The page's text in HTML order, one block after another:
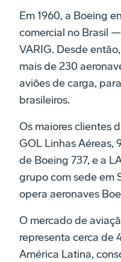
Em 1960, a Boeing
comercial no Brasil
VARIG. Desde
mais de 230
aviões de carga,
brasileiros.
Os maiores clientes
GOL Linhas Aéreas,
de Boeing 737, e a
grupo com sede em
opera aeronaves
O mercado de
representa cerca de
América Latina,